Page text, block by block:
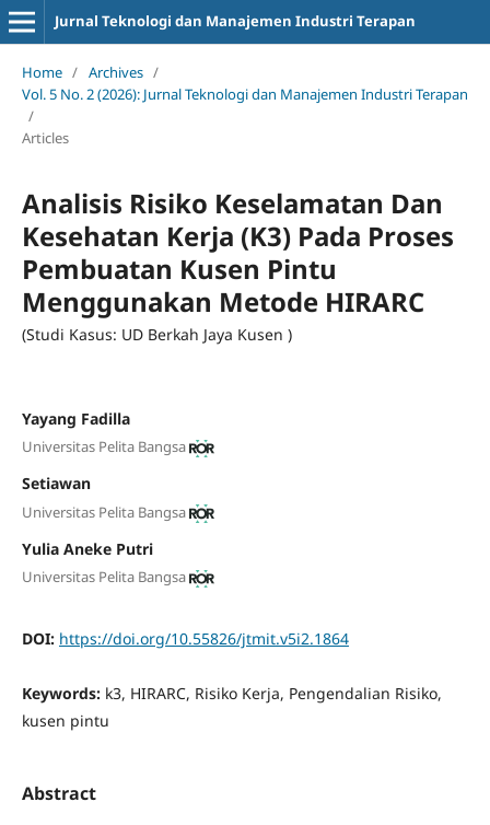
Jurnal Teknologi dan Manajemen Industri Terapan
Home / Archives /
Vol. 5 No. 2 (2026): Jurnal Teknologi dan Manajemen Industri Terapan
/
Articles
Analisis Risiko Keselamatan Dan
Kesehatan Kerja (K3) Pada Proses
Pembuatan Kusen Pintu
Menggunakan Metode HIRARC
(Studi Kasus: UD Berkah Jaya Kusen )
Yayang Fadilla
Universitas Pelita Bangsa
Setiawan
Universitas Pelita Bangsa
Yulia Aneke Putri
Universitas Pelita Bangsa
DOI: https://doi.org/10.55826/jtmit.v5i2.1864
Keywords: k3, HIRARC, Risiko Kerja, Pengendalian Risiko,
kusen pintu
Abstract